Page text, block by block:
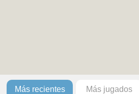
Más recientes Más jugados